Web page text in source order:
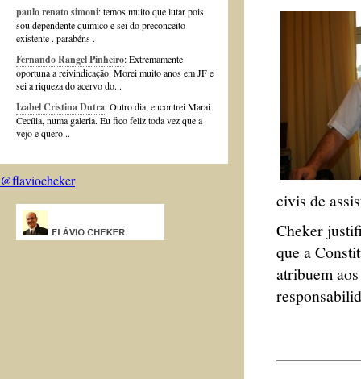
paulo renato simoni: temos muito que lutar pois
sou dependente quimico e sei do preconceito
existente . parabéns .
Fernando Rangel Pinheiro: Extremamente
oportuna a reivindicação. Morei muito anos em JF e
sei a riqueza do acervo do...
Izabel Cristina Dutra: Outro dia, encontrei Marai
Cecília, numa galeria. Eu fico feliz toda vez que a
vejo e quero...
@flaviocheker
civis de
Cheker
que a
atribuem